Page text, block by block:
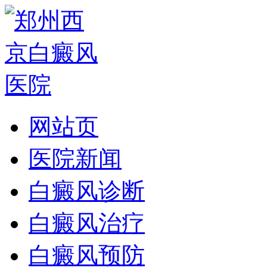
网站页
医院新闻
白癜风诊断
白癜风治疗
白癜风预防